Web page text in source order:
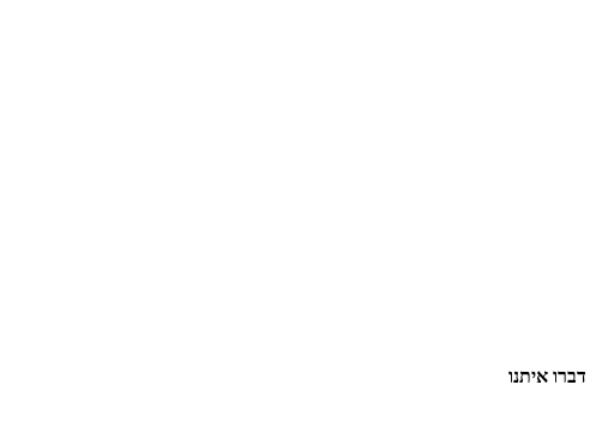
דברו איתנו